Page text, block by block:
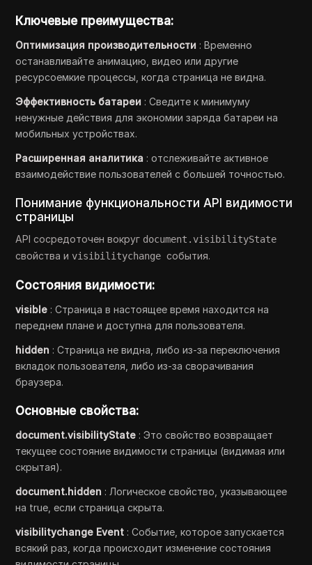
Ключевые преимущества:
Оптимизация производительности : Временно
останавливайте анимацию, видео или другие
ресурсоемкие процессы, когда страница не видна.
Эффективность батареи : Сведите к минимуму
ненужные действия для экономии заряда батареи на
мобильных устройствах.
Расширенная аналитика : отслеживайте активное
взаимодействие пользователей с большей точностью.
Понимание функциональности API видимости
страницы
API сосредоточен вокруг document.visibilityState
свойства и visibilitychangeсобытия.
Состояния видимости:
visible : Страница в настоящее время находится на
переднем плане и доступна для пользователя.
hidden : Страница не видна, либо из-за переключения
вкладок пользователя, либо из-за сворачивания
браузера.
Основные свойства:
document.visibilityState : Это свойство возвращает
текущее состояние видимости страницы (видимая или
скрытая).
document.hidden : Логическое свойство, указывающее
на true, если страница скрыта.
visibilitychange Event : Событие, которое запускается
всякий раз, когда происходит изменение состояния